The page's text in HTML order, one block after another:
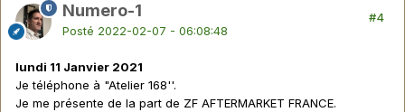
Numero-1
Posté 2022-02-07 - 06:08:48
#4
lundi 11 Janvier 2021
Je téléphone à "Atelier 168''.
Je me présente de la part de ZF AFTERMARKET FRANCE.